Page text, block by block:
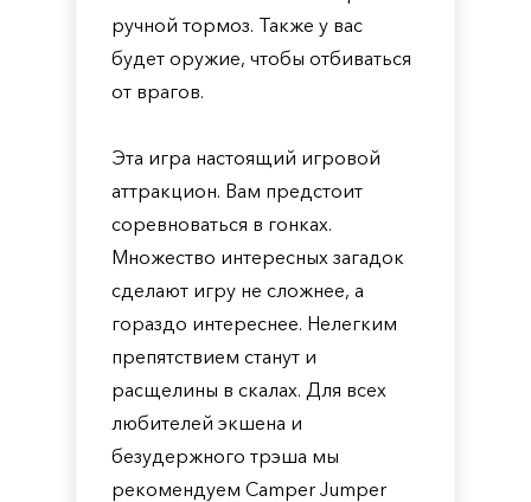
ручной тормоз. Также у вас
будет оружие, чтобы отбиваться
от врагов.
Эта игра настоящий игровой
аттракцион. Вам предстоит
соревноваться в гонках.
Множество интересных загадок
сделают игру не сложнее, а
гораздо интереснее. Нелегким
препятствием станут и
расщелины в скалах. Для всех
любителей экшена и
безудержного трэша мы
рекомендуем Camper Jumper